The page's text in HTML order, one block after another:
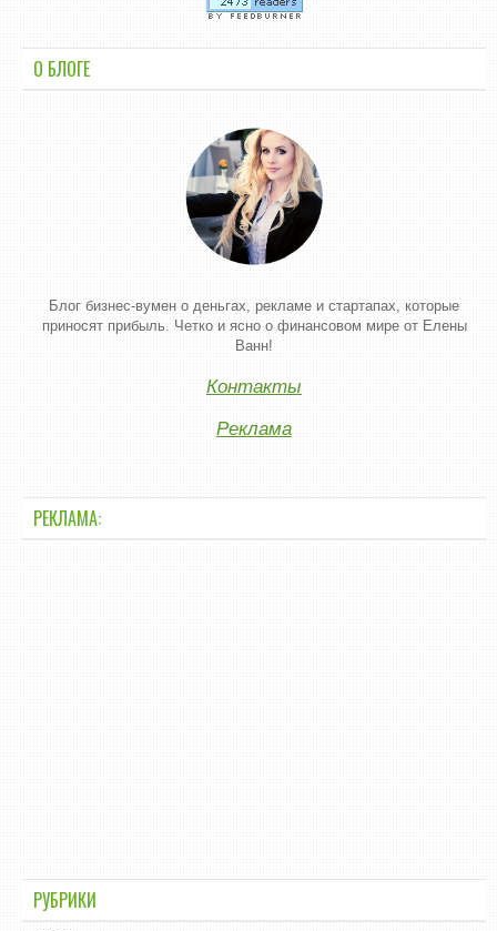
О БЛОГЕ
Блог бизнес-вумен о деньгах, рекламе и стартапах, которые
приносят прибыль. Четко и ясно о финансовом мире от Елены
Ванн!
Контакты
Реклама
РЕКЛАМА:
РУБРИКИ